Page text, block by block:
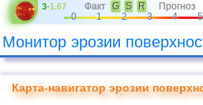
3-1.67 Факт G S R Прогноз
0
1 2 3 4 5
Монитор эрозии
Карта-навигатор эрозии